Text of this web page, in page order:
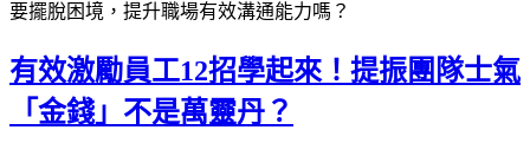
要擺脫困境，提升職場有效溝通能力嗎？
有效激勵員工12招學起來！提振團隊士氣
「金錢」不是萬靈丹？